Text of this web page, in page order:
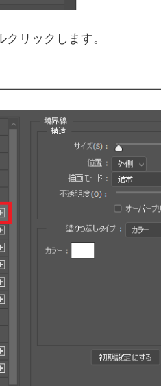
リックします。